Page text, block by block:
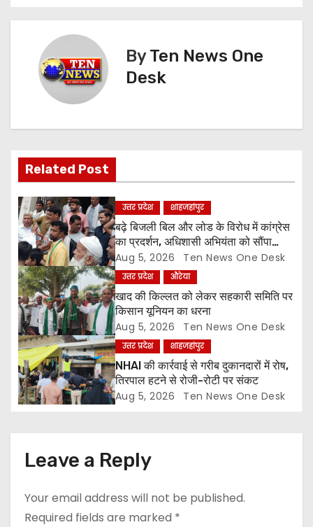
v
i
g
a
t
i
o
n
ByTen News One
Desk
Related Post
उत्तर प्रदेश शाहजहांपुर
बढ़े बिजली बिल और लोड के विरोध में कांग्रेस
का प्रदर्शन, अधिशासी अभियंता को सौंपा
ज्ञापन
Aug 5, 2026 Ten News One Desk
उत्तर प्रदेश औरेया
खाद की किल्लत को लेकर सहकारी समिति पर
किसान यूनियन का धरना
Aug 5, 2026 Ten News One Desk
उत्तर प्रदेश शाहजहांपुर
NHAI की कार्रवाई से गरीब दुकानदारों में रोष,
तिरपाल हटने से रोजी-रोटी पर संकट
Aug 5, 2026 Ten News One Desk
Leave a Reply
Your email address will not be published.
Required fields are marked *